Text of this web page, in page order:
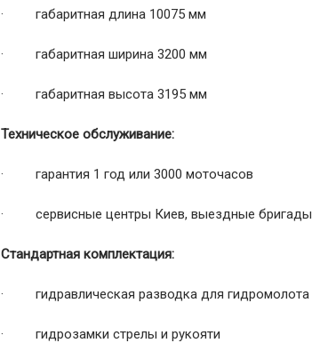
· габаритная длина 10075 мм
· габаритная ширина 3200 мм
· габаритная высота 3195 мм
Техническое обслуживание:
· гарантия 1 год или 3000 моточасов
· сервисные центры Киев, выездные бригады
Стандартная комплектация:
· гидравлическая разводка для гидромолота
· гидрозамки стрелы и рукояти